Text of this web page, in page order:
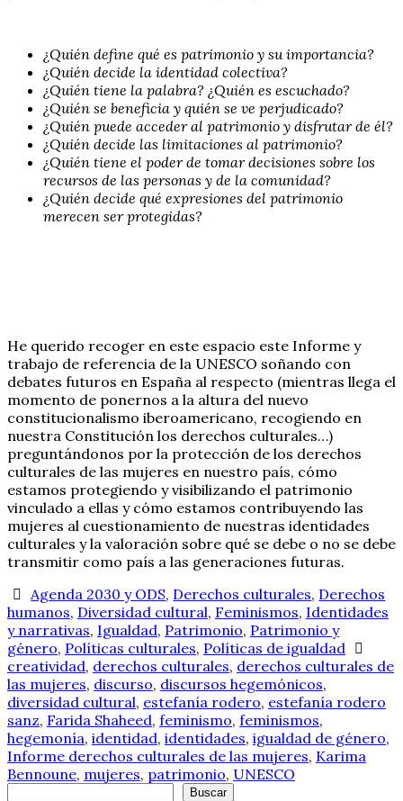
¿Quién define qué es patrimonio y su importancia?
¿Quién decide la identidad colectiva?
¿Quién tiene la palabra? ¿Quién es escuchado?
¿Quién se beneficia y quién se ve perjudicado?
¿Quién puede acceder al patrimonio y disfrutar de él?
¿Quién decide las limitaciones al patrimonio?
¿Quién tiene el poder de tomar decisiones sobre los
recursos de las personas y de la comunidad?
¿Quién decide qué expresiones del patrimonio
merecen ser protegidas?
He querido recoger en este espacio este Informe y
trabajo de referencia de la UNESCO soñando con
debates futuros en España al respecto (mientras llega el
momento de ponernos a la altura del nuevo
constitucionalismo iberoamericano, recogiendo en
nuestra Constitución los derechos culturales…)
preguntándonos por la protección de los derechos
culturales de las mujeres en nuestro país, cómo
estamos protegiendo y visibilizando el patrimonio
vinculado a ellas y cómo estamos contribuyendo las
mujeres al cuestionamiento de nuestras identidades
culturales y la valoración sobre qué se debe o no se debe
transmitir como país a las generaciones futuras.
Agenda 2030 y ODS, Derechos culturales, Derechos
humanos, Diversidad cultural, Feminismos, Identidades
y narrativas, Igualdad, Patrimonio, Patrimonio y
género, Políticas culturales, Políticas de igualdad
creatividad, derechos culturales, derechos culturales de
las mujeres, discurso, discursos hegemónicos,
diversidad cultural, estefanía rodero, estefanía rodero
sanz, Farida Shaheed, feminismo, feminismos,
hegemonía, identidad, identidades, igualdad de género,
Informe derechos culturales de las mujeres, Karima
Bennoune, mujeres, patrimonio, UNESCO
Buscar